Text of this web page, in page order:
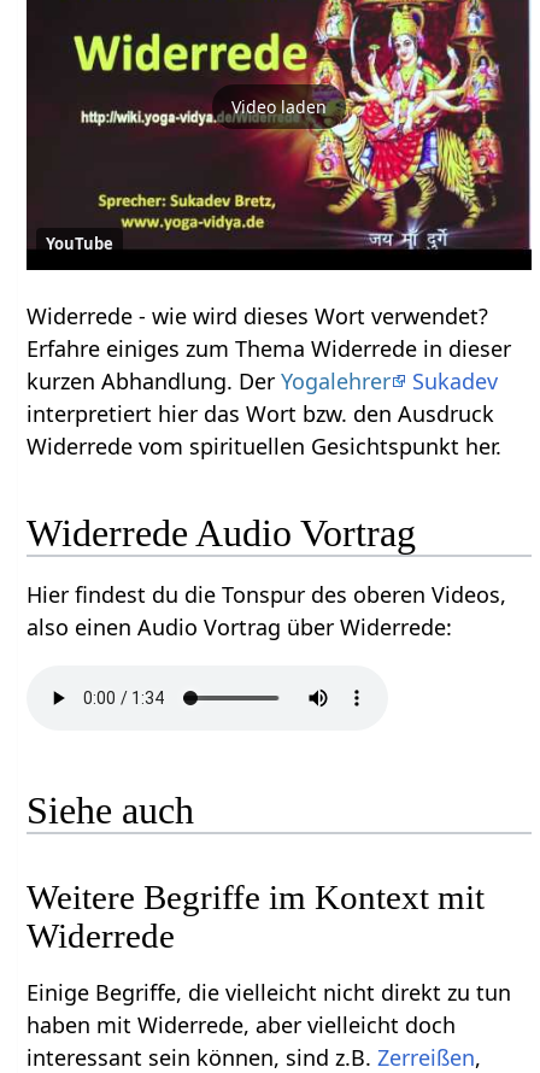
Video laden
YouTube
Widerrede‏‎ - wie wird dieses Wort verwendet?
Erfahre einiges zum Thema Widerrede‏‎ in dieser
kurzen Abhandlung. DerYogalehrer
Sukadev
interpretiert hier das Wort bzw. den Ausdruck
Widerrede‏‎ vom spirituellen Gesichtspunkt her.
Widerrede‏‎ Audio Vortrag
Hier findest du die Tonspur des oberen Videos,
also einen Audio Vortrag über Widerrede‏‎:
Siehe auch
Weitere Begriffe im Kontext mit
Einige Begriffe, die vielleicht nicht direkt zu tun
haben mit Widerrede‏‎, aber vielleicht doch
interessant sein können, sind z.B.
,